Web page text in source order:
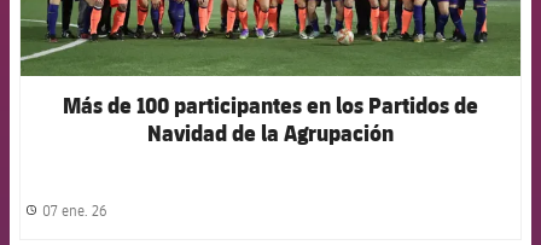
Más de 100 participantes en los Partidos de
Navidad de la Agrupación
label.share.clock
07 ene. 26